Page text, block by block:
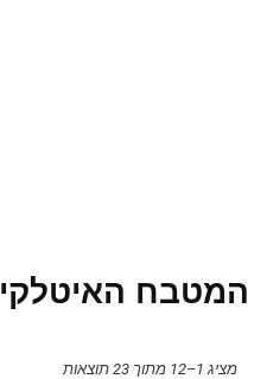
המטבח האיטלקי
מציג 1–12 מתוך 23 תוצאות